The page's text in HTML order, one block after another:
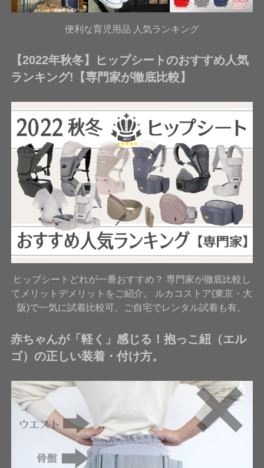
便利な育児用品 人気ランキング
【2022年秋冬】ヒップシートのおすすめ人気
ランキング!【専門家が徹底比較】
ヒップシートどれが一番おすすめ？ 専門家が徹底比較し
てメリットデメリットをご紹介。 ルカコストア(東京・大
阪)で一気に試着比較可。ご自宅でレンタル試着も有。
赤ちゃんが「軽く」感じる！抱っこ紐（エル
ゴ）の正しい装着・付け方。